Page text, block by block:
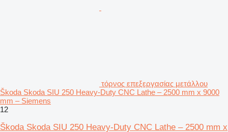
τόρνος επεξεργασίας μετάλλου
Škoda Skoda SIU 250 Heavy-Duty CNC Lathe – 2500 mm x 9000
mm – Siemens
12
Škoda Skoda SIU 250 Heavy-Duty CNC Lathe – 2500 mm x